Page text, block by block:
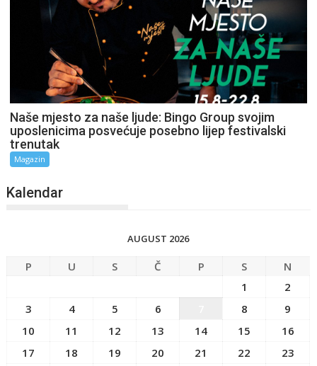
Naše mjesto za naše ljude: Bingo Group svojim
uposlenicima posvećuje posebno lijep festivalski
trenutak
Magazin
Kalendar
AUGUST 2026
P U S Č P S
N
1
2
3
4 5 6 8
9
10
11 12 13 14 15
16
17
18 19 20 21 22
23